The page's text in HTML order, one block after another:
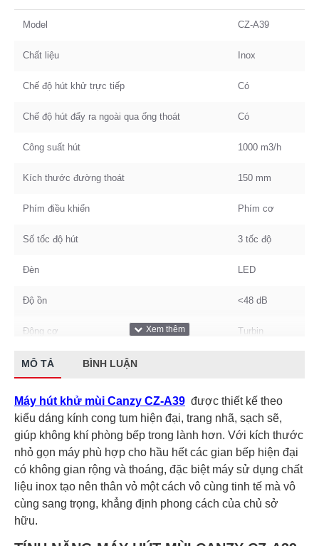
Model CZ-A39
Chất liệu Inox
Chế độ hút khử trực tiếp Có
Chế độ hút đẩy ra ngoài qua ống thoát Có
Công suất hút 1000 m3/h
Kích thước đường thoát 150 mm
Phím điều khiển Phím cơ
Số tốc độ hút 3 tốc độ
Đèn LED
Độ ồn <48 dB
Động cơ Turbin
Thương hiệu
MÔ TẢ BÌNH LUẬN
Máy hút khử mùi Canzy CZ-A39 được thiết kế theo
kiểu dáng kính cong tum hiện đại, trang nhã, sạch sẽ,
giúp không khí phòng bếp trong lành hơn. Với kích thước
nhỏ gọn máy phù hợp cho hầu hết các gian bếp hiện đại
có không gian rộng và thoáng, đặc biệt máy sử dụng chất
liệu inox tạo nên thân vỏ một cách vô cùng tinh tế mà vô
cùng sang trọng, khẳng định phong cách của chủ sở
hữu.